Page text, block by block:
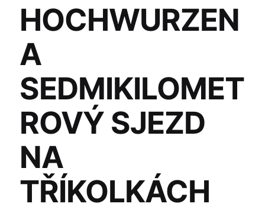
HOCHWURZEN
A
SEDMIKILOMET
ROVÝ SJEZD
NA
TŘÍKOLKÁCH